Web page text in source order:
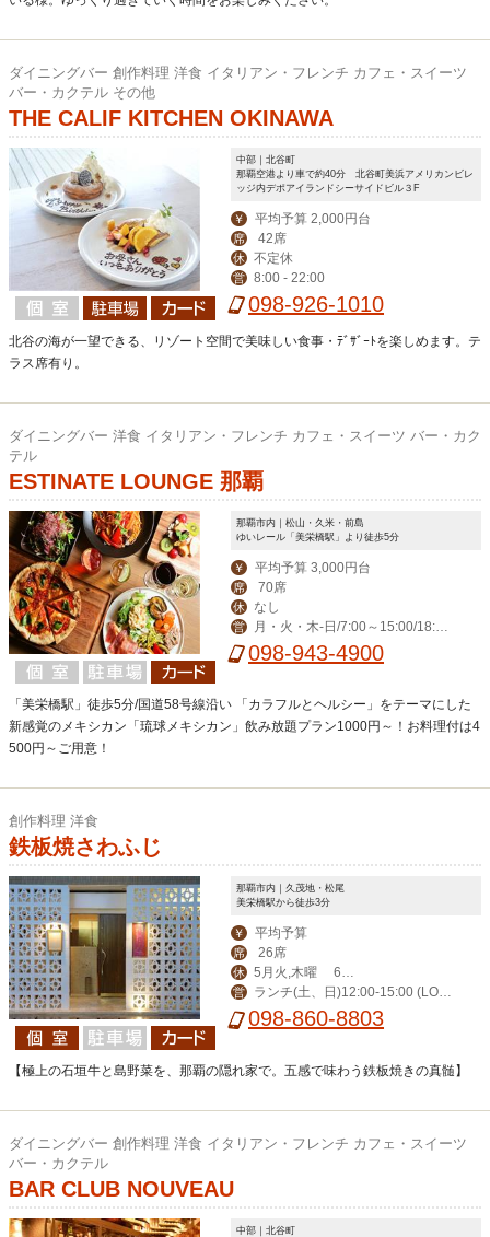
ダイニングバー 創作料理 洋食 イタリアン・フレンチ カフェ・スイーツ
バー・カクテル その他
THE CALIF KITCHEN OKINAWA
中部｜北谷町
那覇空港より車で約40分 北谷町美浜アメリカンビレ
ッジ内デポアイランドシーサイドビル３F
￥ 平均予算 2,000円台
席 42席
休 不定休
営 8:00 - 22:00
098-926-1010
北谷の海が一望できる、リゾート空間で美味しい食事・ﾃﾞｻﾞｰﾄを楽しめます。テ
ラス席有り。
ダイニングバー 洋食 イタリアン・フレンチ カフェ・スイーツ バー・カク
テル
ESTINATE LOUNGE 那覇
那覇市内｜松山・久米・前島
ゆいレール「美栄橋駅」より徒歩5分
￥ 平均予算 3,000円台
席 70席
休 なし
営
月・火・木-日/7:00～15:00/18:00
～23:00(料理L.O. 22:00) 毎週水曜日は
098-943-4900
「美栄橋駅」徒歩5分/国道58号線沿い 「カラフルとヘルシー」をテーマにした
新感覚のメキシカン「琉球メキシカン」飲み放題プラン1000円～！お料理付は4
500円～ご用意！
創作料理 洋食
鉄板焼さわふじ
那覇市内｜久茂地・松尾
美栄橋駅から徒歩3分
￥ 平均予算
席 26席
休
5月火,木曜 6月
火曜が定休日となり
ます
営
ランチ(土、日)12:00-15:00 (LO1
4:00) ディナー17:00-23:00(LO22:00)
098-860-8803
【極上の石垣牛と島野菜を、那覇の隠れ家で。五感で味わう鉄板焼きの真髄】
ダイニングバー 創作料理 洋食 イタリアン・フレンチ カフェ・スイーツ
バー・カクテル
BAR CLUB NOUVEAU
中部｜北谷町